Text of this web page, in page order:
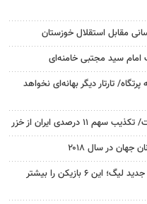
مقابل استقلال خوزستان
امام سید مجتبی خامنه‌ای
تارتار دیگر بهانه‌ای نخواهد
درصدی ایران از خزر
در سال ۲۰۱۸
نسل جدید استقلالی‌ها برای فصل جدید لیگ؛ این ۶ بازیکن را بیشتر